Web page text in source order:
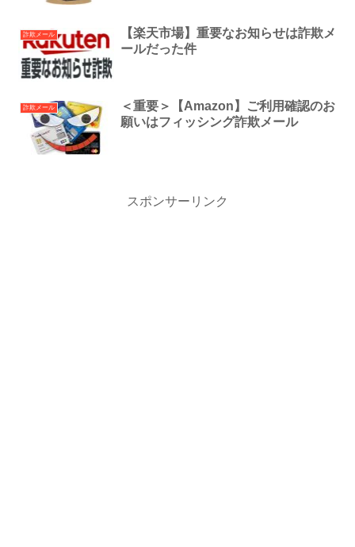
詐欺メール
【楽天市場】重要なお知らせは詐欺メ
ールだった件
詐欺メール
＜重要＞【Amazon】ご利⽤確認のお
願いはフィッシング詐欺メール
スポンサーリンク